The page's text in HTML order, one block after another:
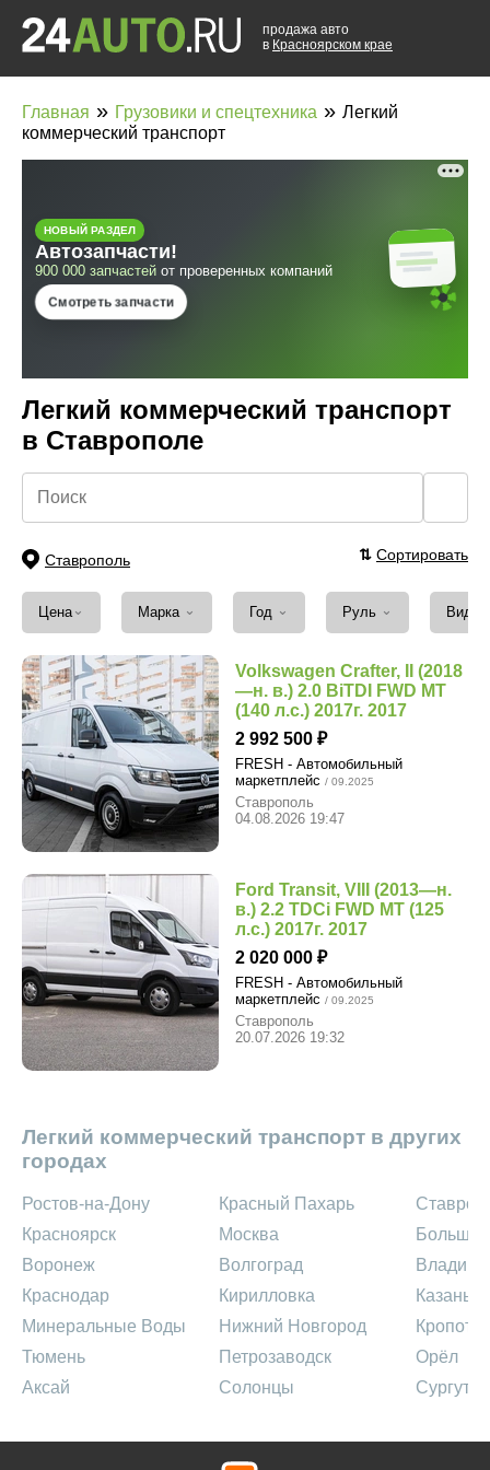
продажа авто
в Красноярском крае
Главная » Грузовики и спецтехника » Легкий
коммерческий транспорт
Легкий коммерческий транспорт
в Ставрополе
Ставрополь ⇅ Сортировать
Цена ⌄ Марка ⌄ Год ⌄ Руль ⌄ Вид
Volkswagen Crafter, II (2018
—н. в.) 2.0 BiTDI FWD MT
(140 л.с.) 2017г. 2017
2 992 500
FRESH - Автомобильный
маркетплейс / 09.2025
Ставрополь
04.08.2026 19:47
Ford Transit, VIII (2013—н.
в.) 2.2 TDCi FWD MT (125
л.с.) 2017г. 2017
2 020 000
FRESH - Автомобильный
маркетплейс / 09.2025
Ставрополь
20.07.2026 19:32
Легкий коммерческий транспорт в других
городах
Ростов-на-Дону
Красноярск
Воронеж
Краснодар
Минеральные Воды
Тюмень
Аксай
Красный Пахарь
Москва
Волгоград
Кирилловка
Нижний Новгород
Петрозаводск
Солонцы
Казань
Орёл
Сургут